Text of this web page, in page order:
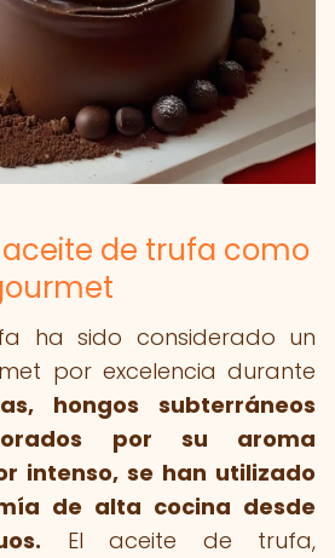
de trufa como
ha sido considerado un
por excelencia durante
hongos subterráneos
por su aroma
intenso, se han utilizado
de alta cocina desde
El aceite de trufa,